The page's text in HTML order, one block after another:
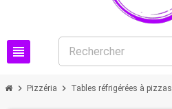
view_headline
chevron_right Pizzéria chevron_right Tables réfrigérées à pizzas